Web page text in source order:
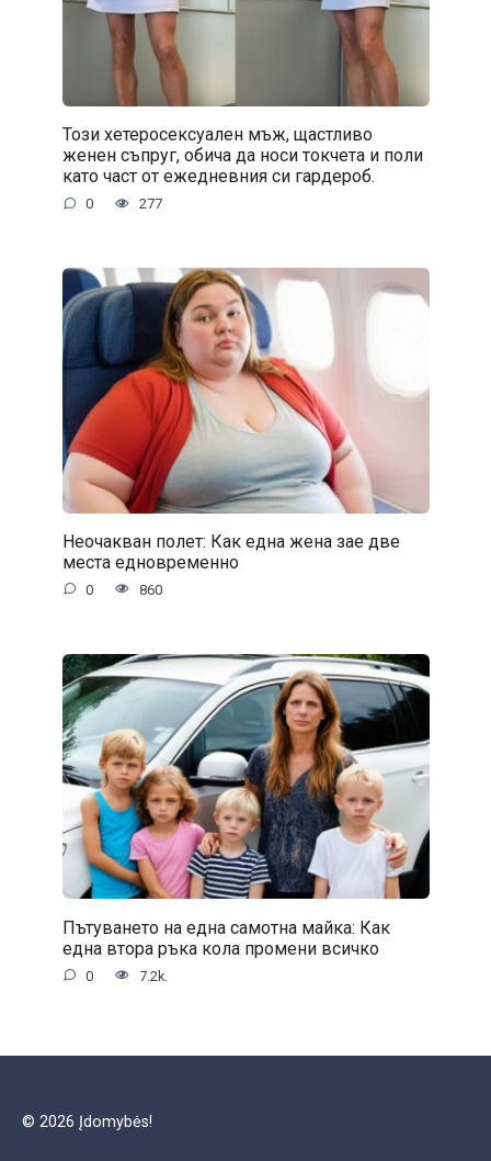
Този хетеросексуален мъж, щастливо
женен съпруг, обича да носи токчета и поли
като част от ежедневния си гардероб.
0 277
Неочакван полет: Как една жена зае две
места едновременно
0 860
Пътуването на една самотна майка: Как
една втора ръка кола промени всичко
0 7.2k.
© 2026 Įdomybės!